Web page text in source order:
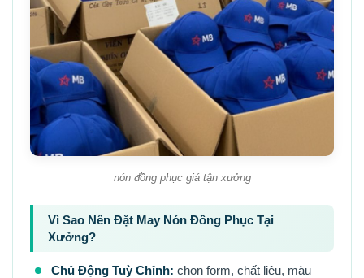
nón đồng phục giá tận xưởng
Vì Sao Nên Đặt May Nón Đồng Phục Tại
Xưởng?
Chủ Động Tuỳ Chỉnh: chọn form, chất liệu, màu